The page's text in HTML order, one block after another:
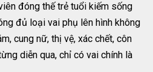
đóng thế trẻ tuổi kiếm sống
đủ loại vai phụ lên hình không
cung nữ, thị vệ, xác chết, côn
diễn qua, chỉ có vai chính là